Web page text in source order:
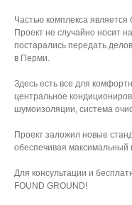
Частью комплекса
Проект не случайно носит
постарались передать
в Перми.
Здесь есть все для
центральное
шумоизоляции, система
Проект заложил новые
обеспечивая максимальный
Для консультации и
FOUND GROUND!